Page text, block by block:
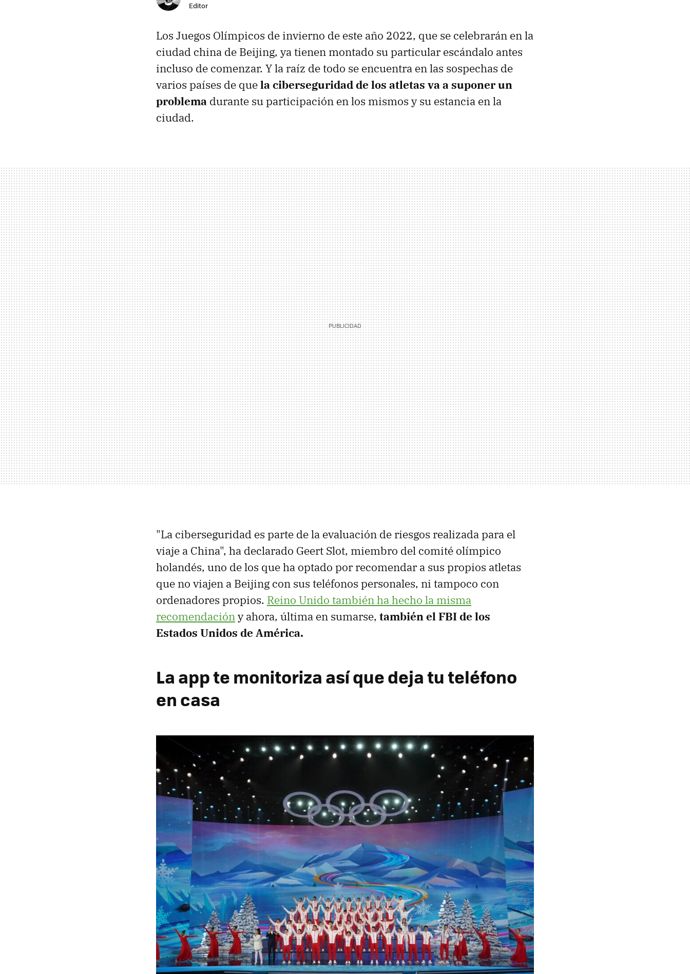
Editor
Los Juegos Olímpicos de invierno de este año 2022, que se celebrarán en la
ciudad china de Beijing, ya tienen montado su particular escándalo antes
incluso de comenzar. Y la raíz de todo se encuentra en las sospechas de
varios países de quela ciberseguridad de los atletas va a suponer un
problema durante su participación en los mismos y su estancia en la
ciudad.
"La ciberseguridad es parte de la evaluación de riesgos realizada para el
viaje a China", ha declarado Geert Slot, miembro del comité olímpico
holandés, uno de los que ha optado por recomendar a sus propios atletas
que no viajen a Beijing con sus teléfonos personales, ni tampoco con
ordenadores propios. Reino Unido también ha hecho la misma
recomendacióny ahora, última en sumarse, también el FBI de los
Estados Unidos de América.
La app te monitoriza así que deja tu teléfono
en casa